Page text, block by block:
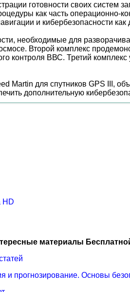
готовности своих систем
как часть
и кибербезопасности
необходимые для
Второй комплекс
контроля ВВС. Третий
Martin для спутников GPS III,
дополнительную
HD
материалы
и прогнозирование. Основы